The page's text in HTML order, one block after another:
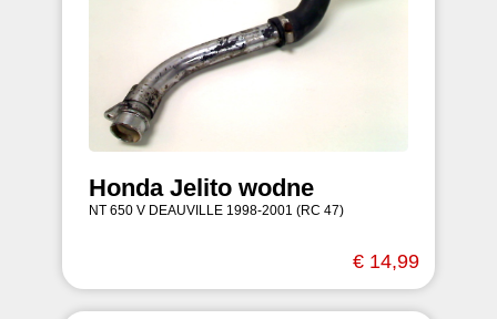
Honda Jelito wodne
NT 650 V DEAUVILLE 1998-2001 (RC 47)
€ 14,99